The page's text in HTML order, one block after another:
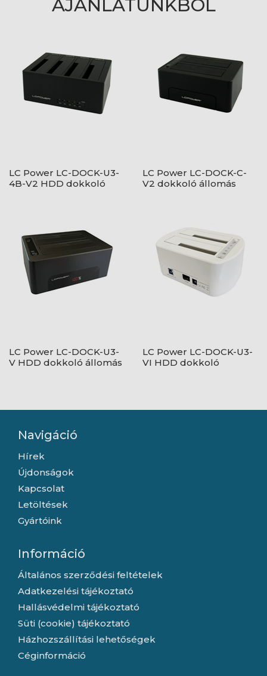
AJÁNLATUNKBÓL
LC Power LC-DOCK-U3-
4B-V2 HDD dokkoló
LC Power LC-DOCK-C-
V2 dokkoló állomás
LC Power LC-DOCK-U3-
V HDD dokkoló állomás
LC Power LC-DOCK-U3-
VI HDD dokkoló
Navigáció
Hírek
Újdonságok
Kapcsolat
Letöltések
Gyártóink
Információ
Általános szerződési feltételek
Adatkezelési tájékoztató
Hallásvédelmi tájékoztató
Süti (cookie) tájékoztató
Házhozszállítási lehetőségek
Céginformáció